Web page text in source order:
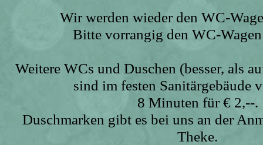
Wir werden wieder den WC-
Bitte vorrangig den WC-
Weitere WCs und Duschen (besser, als
sind im festen Sanitärgebäude
8 Minuten für € 2,--.
Duschmarken gibt es bei uns an der
Theke.